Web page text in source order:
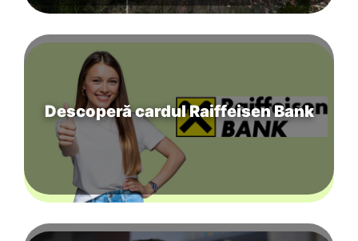
Descoperă cardul Raiffeisen Bank